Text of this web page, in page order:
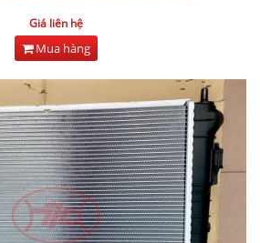
Giá liên hệ
Mua hàng